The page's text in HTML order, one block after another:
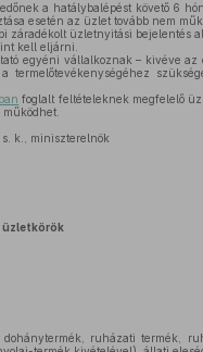
a hatálybalépést követő 6
esetén az üzlet tovább nem
záradékolt üzletnyitási bejelentés
kell eljárni.
egyéni vállalkoznak – kivéve az
foglalt feltételeknek megfelelő
k., miniszterelnök
üzletkörök
ruházati termék,